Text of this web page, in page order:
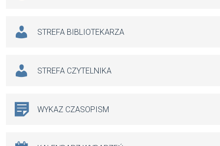
STREFA BIBLIOTEKARZA
STREFA CZYTELNIKA
WYKAZ CZASOPISM